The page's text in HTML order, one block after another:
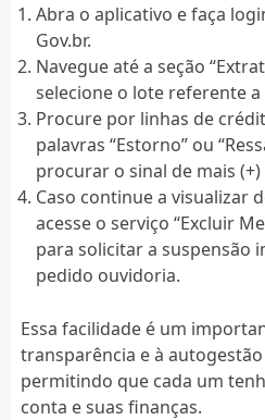
Abra o aplicativo e faça
Gov.br.
Navegue até a seção
selecione o lote referente a
Procure por linhas de
palavras “Estorno” ou
procurar o sinal de mais
Caso continue a visualizar
acesse o serviço “Excluir
para solicitar a suspensão
pedido ouvidoria.
Essa facilidade é um
transparência e à
permitindo que cada um
conta e suas finanças.